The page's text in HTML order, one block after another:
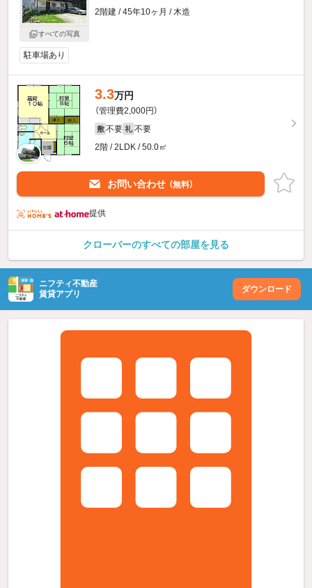
すべての写真
2階建 / 45年10ヶ月 / 木造
駐車場あり
3.3万円
（管理費2,000円）
敷 不要 礼 不要
2階 / 2LDK / 50.0㎡
お問い合わせ （無料）
提供
クローバーのすべての部屋を見る
ニフティ不動産
賃貸アプリ
ダウンロード